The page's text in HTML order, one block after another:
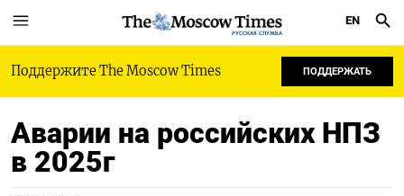
РУССКАЯ СЛУЖБА
EN
Поддержите The Moscow Times ПОДДЕРЖАТЬ
Аварии на российских НПЗ
в 2025г